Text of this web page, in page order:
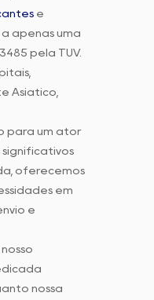
e
a apenas uma
pela TUV.
Asiático,
para um ator
oferecemos
em
e
nossa